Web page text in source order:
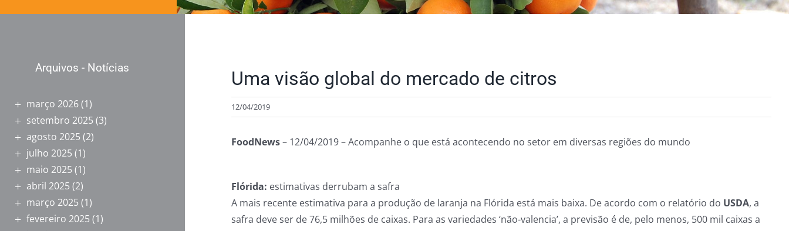
Uma visão global do mercado de citros
12/04/2019
FoodNews– 12/04/2019 – Acompanhe o que está acontecendo no setor em diversas regiões do mundo
Flórida: estimativas derrubam a safra
A mais recente estimativa para a produção de laranja na Flórida está mais baixa. De acordo com o relatório do USDA, a
safra deve ser de 76,5 milhões de caixas. Para as variedades ‘não-valencia’, a previsão é de, pelo menos, 500 mil caixas a
Arquivos - Notícias
março 2026(1)
setembro 2025 (3)
agosto 2025 (2)
julho 2025 (1)
maio 2025 (1)
abril 2025 (2)
março 2025 (1)
fevereiro 2025 (1)